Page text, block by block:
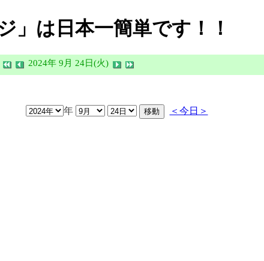
」は日本一簡単です！！
2024年 9月 24日(火)
年 ＜今日＞